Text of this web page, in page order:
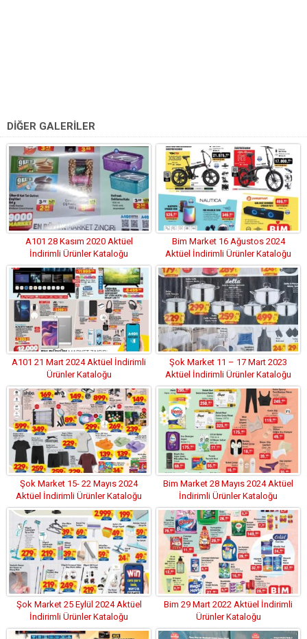
DİĞER GALERİLER
A101 28 Kasım 2020 Aktüel
İndirimli Ürünler Kataloğu
Bim Market 16 Ağustos 2024
Aktüel İndirimli Ürünler Kataloğu
A101 21 Mart 2024 Aktüel İndirimli
Ürünler Kataloğu
Şok Market 11 – 17 Mart 2023
Aktüel İndirimli Ürünler Kataloğu
Şok Market 15- 22 Mayıs 2024
Aktüel İndirimli Ürünler Kataloğu
Bim Market 28 Mayıs 2024 Aktüel
İndirimli Ürünler Kataloğu
Şok Market 25 Eylül 2024 Aktüel
İndirimli Ürünler Kataloğu
Bim 29 Mart 2022 Aktüel İndirimli
Ürünler Kataloğu